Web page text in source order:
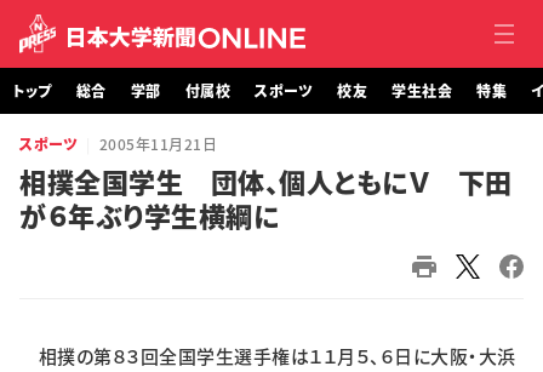
トップ
総合
トップ 総合 学部 付属校 スポーツ 校友 学生社会 特集
スポーツ 2005年11月21日
相撲全国学生 団体、個人ともにＶ 下田
が６年ぶり学生横綱に
相撲の第８３回全国学生選手権は１１月５、６日に大阪・大浜